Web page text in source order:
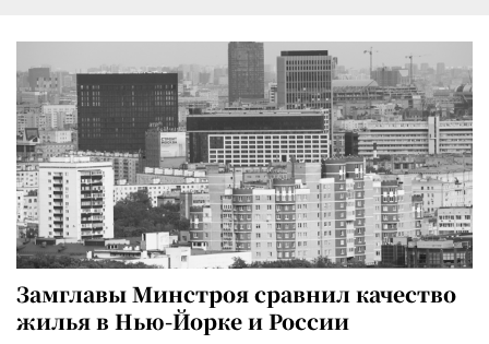
Замглавы Минстроя сравнил качество
жилья в Нью-Йорке и России